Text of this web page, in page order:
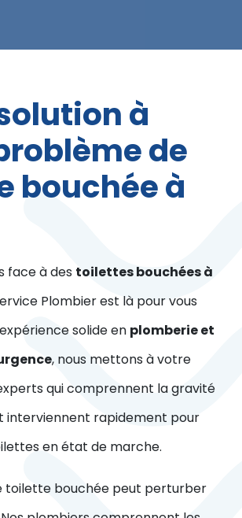
à
de
bouchée à
face à des toilettes bouchées à
Plombier est là pour vous
solide en plomberie et
, nous mettons à votre
qui comprennent la gravité
interviennent rapidement pour
en état de marche.
toilette bouchée peut perturber